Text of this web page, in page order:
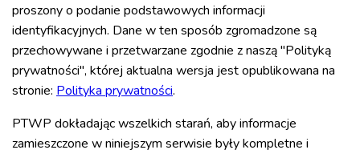
proszony o podanie podstawowych informacji
identyfikacyjnych. Dane w ten sposób zgromadzone są
przechowywane i przetwarzane zgodnie z naszą "Polityką
prywatności", której aktualna wersja jest opublikowana na
stronie: Polityka prywatności.
PTWP dokładając wszelkich starań, aby informacje
zamieszczone w niniejszym serwisie były kompletne i